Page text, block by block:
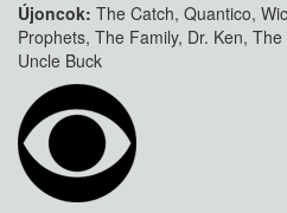
Újoncok: The Catch, Quantico,
Prophets, The Family, Dr. Ken,
Uncle Buck